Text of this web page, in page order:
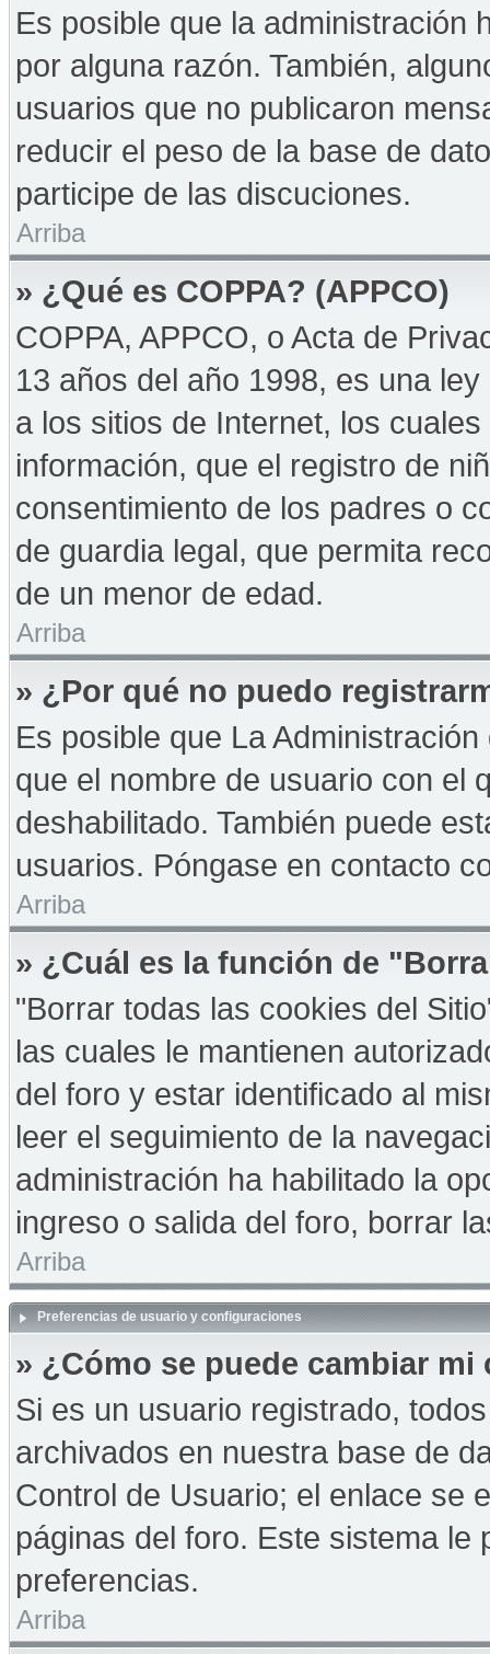
Es posible que la administración
por alguna razón. También,
usuarios que no publicaron
reducir el peso de la base de
participe de las discuciones.
Arriba
» ¿Qué es COPPA? (APPCO)
COPPA, APPCO, o Acta de
13 años del año 1998, es una
a los sitios de Internet, los
información, que el registro de
consentimiento de los padres o
de guardia legal, que permita
de un menor de edad.
Arriba
» ¿Por qué no puedo
Es posible que La
que el nombre de usuario con el
deshabilitado. También puede
usuarios. Póngase en contacto
Arriba
» ¿Cuál es la función de
"Borrar todas las cookies del
las cuales le mantienen
del foro y estar identificado al
leer el seguimiento de la
administración ha habilitado la
ingreso o salida del foro, borrar
Arriba
Preferencias de usuario y configuraciones
» ¿Cómo se puede cambiar
Si es un usuario registrado,
archivados en nuestra base de
Control de Usuario; el enlace se
páginas del foro. Este sistema
preferencias.
Arriba